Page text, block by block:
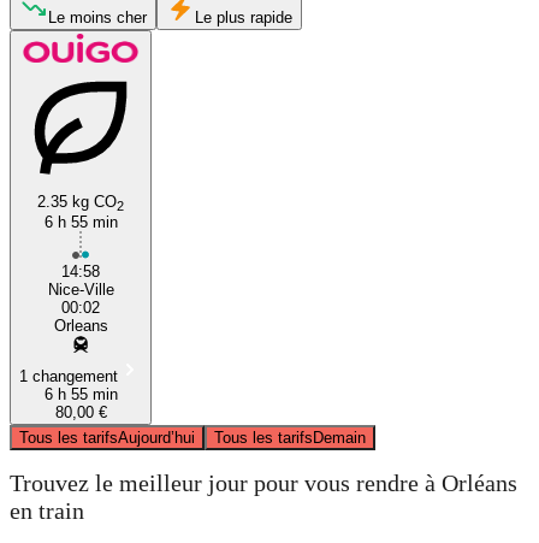
Orléans
Le moins cher Le plus rapide
2.35 kg CO2
6 h 55 min
14:58
Nice-Ville
00:02
Orleans
1 changement
6 h 55 min
80,00 €
Tous les tarifsAujourd’hui Tous les tarifsDemain
Trouvez le meilleur jour pour vous rendre à Orléans
en train